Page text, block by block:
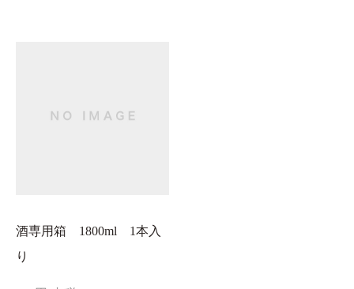
酒専用箱 1800ml 1本入
り